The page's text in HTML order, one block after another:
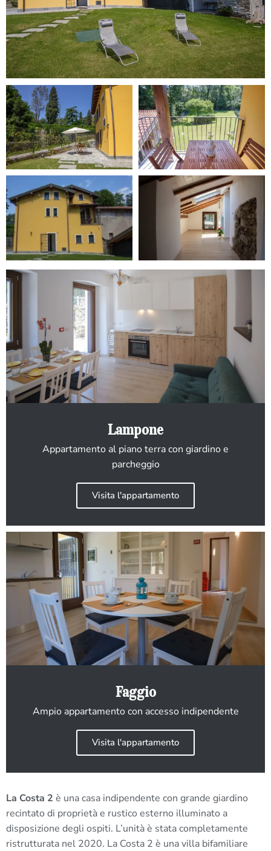
Lampone
Appartamento al piano terra con giardino e
parcheggio
Visita l'appartamento
Faggio
Ampio appartamento con accesso indipendente
Visita l'appartamento
La Costa 2 è una casa indipendente con grande giardino
recintato di proprietà e rustico esterno illuminato a
disposizione degli ospiti. L’unità è stata completamente
ristrutturata nel 2020. La Costa 2 è una villa bifamiliare